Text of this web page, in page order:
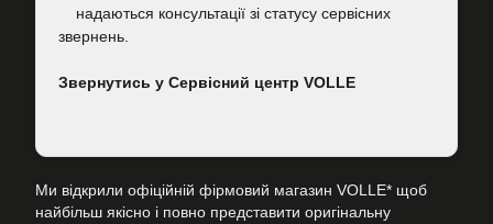
надаються консультації зі статусу сервісних
звернень.
Звернутись у Сервісний центр VOLLE
Ми відкрили офіційній фірмовий магазин VOLLE* щоб
найбільш якісно і повно представити оригінальну